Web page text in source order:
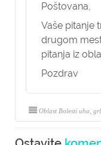
Poštovana,
Vaše pitanje
drugom
pitanja iz
Pozdrav
Oblast Bolesti uha,